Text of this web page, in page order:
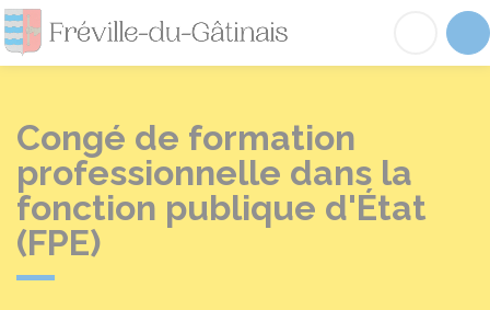
Fréville-du-
Congé de formation
professionnelle dans la
fonction publique d'État
(FPE)